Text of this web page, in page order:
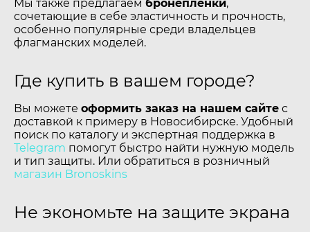
Мы также предлагаем бронепленки,
сочетающие в себе эластичность и прочность,
особенно популярные среди владельцев
флагманских моделей.
Где купить в вашем городе?
Вы можете оформить заказ на нашем сайте с
доставкой к примеру в Новосибирске. Удобный
поиск по каталогу и экспертная поддержка в
Telegram помогут быстро найти нужную модель
и тип защиты. Или обратиться в розничный
магазин Bronoskins
Не экономьте на защите экрана